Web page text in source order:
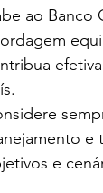
ao Banco
e
e